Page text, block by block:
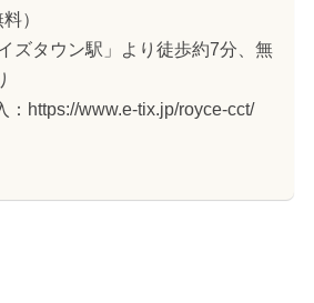
）
ズタウン駅」より徒歩約7分、無
：https://www.e-tix.jp/royce-cct/